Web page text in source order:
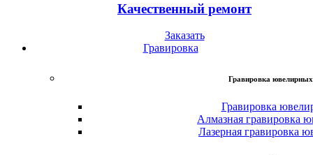
Качественный ремонт
Заказать
Гравировка
Гравировка ювелирных
Гравировка
Алмазная гравировка
Лазерная гравировка